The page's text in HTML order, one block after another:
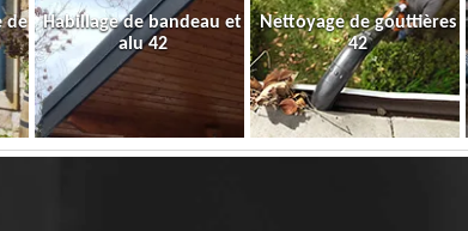
de
Habillage de bandeau et
alu 42
Nettoyage de gouttières
42